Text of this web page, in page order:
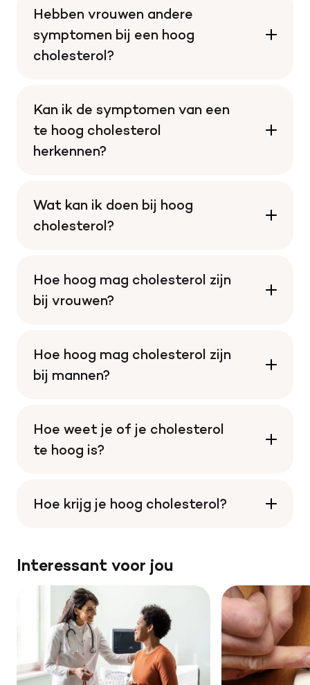
Hebben vrouwen andere
symptomen bij een hoog
cholesterol?
Kan ik de symptomen van een
te hoog cholesterol
herkennen?
Wat kan ik doen bij hoog
cholesterol?
Hoe hoog mag cholesterol zijn
bij vrouwen?
Hoe hoog mag cholesterol zijn
bij mannen?
Hoe weet je of je cholesterol
te hoog is?
Hoe krijg je hoog cholesterol?
Interessant voor jou